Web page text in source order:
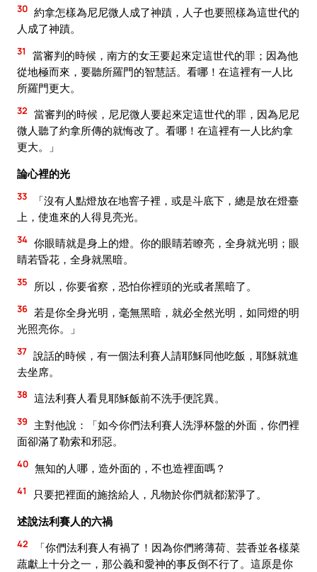
30 約拿怎樣為尼尼微人成了神蹟，人子也要照樣為這世代的
人成了神蹟。
31
當審判的時候，南方的女王要起來定這世代的罪；因為他
從地極而來，要聽所羅門的智慧話。看哪！在這裡有一人比
所羅門更大。
32 當審判的時候，尼尼微人要起來定這世代的罪，因為尼尼
微人聽了約拿所傳的就悔改了。看哪！在這裡有一人比約拿
更大。」
論心裡的光
33
「沒有人點燈放在地窨子裡，或是斗底下，總是放在燈臺
上，使進來的人得見亮光。
34 你眼睛就是身上的燈。你的眼睛若瞭亮，全身就光明；眼
睛若昏花，全身就黑暗。
35 所以，你要省察，恐怕你裡頭的光或者黑暗了。
36 若是你全身光明，毫無黑暗，就必全然光明，如同燈的明
光照亮你。」
37 說話的時候，有一個法利賽人請耶穌同他吃飯，耶穌就進
去坐席。
38 這法利賽人看見耶穌飯前不洗手便詫異。
39
主對他說：「如今你們法利賽人洗淨杯盤的外面，你們裡
面卻滿了勒索和邪惡。
40 無知的人哪，造外面的，不也造裡面嗎？
41
只要把裡面的施捨給人，凡物於你們就都潔淨了。
述說法利賽人的六禍
42
「你們法利賽人有禍了！因為你們將薄荷、芸香並各樣菜
蔬獻上十分之一，那公義和愛神的事反倒不行了。這原是你